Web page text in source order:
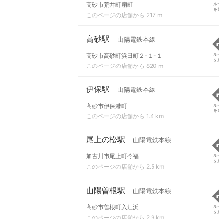
高砂市荒井町扇町
このページの店舗から 217 m
ル
を
高砂駅 山陽電鉄本線
高砂市高砂町浜田町２-１-１
このページの店舗から 820 m
ル
を
伊保駅 山陽電鉄本線
高砂市伊保港町
このページの店舗から 1.4 km
ル
を
尾上の松駅 山陽電鉄本線
加古川市尾上町今福
このページの店舗から 2.5 km
ル
を
山陽曽根駅 山陽電鉄本線
高砂市曽根町入江浜
このページの店舗から 2.9 km
ル
を